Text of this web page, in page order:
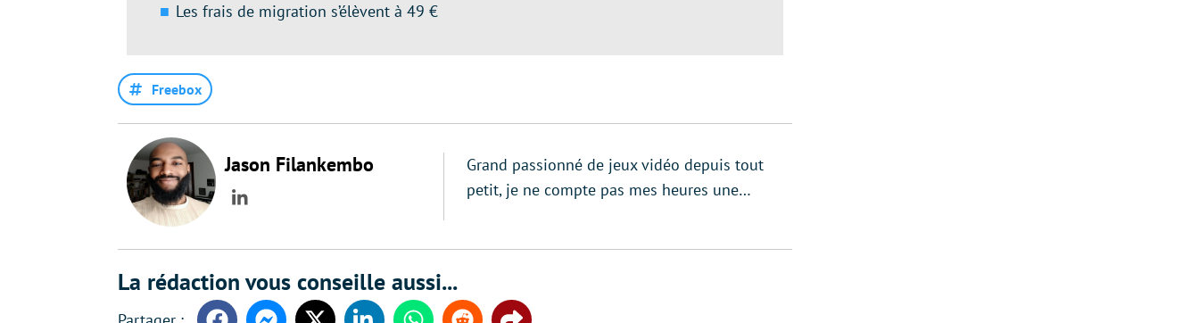
Les frais de migration s’élèvent à 49 €
Freebox
Jason Filankembo
LinkedIn
Grand passionné de jeux vidéo depuis tout
petit, je ne compte pas mes heures une…
La rédaction vous conseille aussi...